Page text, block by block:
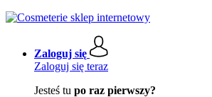
Zaloguj się
Zaloguj się teraz
Jesteś tu po raz pierwszy?